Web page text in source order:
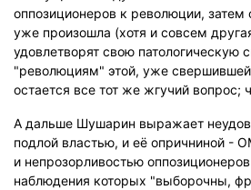
оппозиционеров к революции, затем
уже произошла (хотя и совсем
удовлетворят свою патологическую
"революциям" этой, уже
остается все тот же жгучий вопрос;
А дальше Шушарин выражает
подлой властью, и её опричниной -
и непрозорливостью
наблюдения которых "выборочны,